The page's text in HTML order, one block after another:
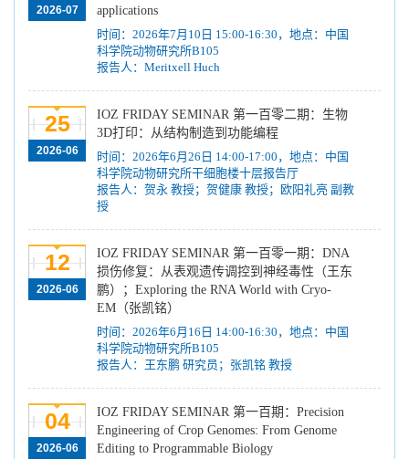
2026-07
applications
时间：2026年7月10日 15:00-16:30，地点：中国
科学院动物研究所B105
报告人：Meritxell Huch
25
2026-06
IOZ FRIDAY SEMINAR 第一百零二期：生物
3D打印：从结构制造到功能编程
时间：2026年6月26日 14:00-17:00，地点：中国
科学院动物研究所干细胞楼十层报告厅
报告人：贺永 教授；贺健康 教授；欧阳礼亮 副教
授
12
2026-06
IOZ FRIDAY SEMINAR 第一百零一期：DNA
损伤修复：从表观遗传调控到神经毒性（王东
鹏）；Exploring the RNA World with Cryo-
EM（张凯铭）
时间：2026年6月16日 14:00-16:30，地点：中国
科学院动物研究所B105
报告人：王东鹏 研究员；张凯铭 教授
04
2026-06
IOZ FRIDAY SEMINAR 第一百期：Precision
Engineering of Crop Genomes: From Genome
Editing to Programmable Biology